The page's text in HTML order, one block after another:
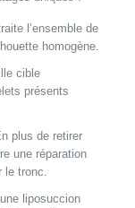
l’ensemble de
homogène.
cible
présents
plus de retirer
une réparation
tronc.
liposuccion